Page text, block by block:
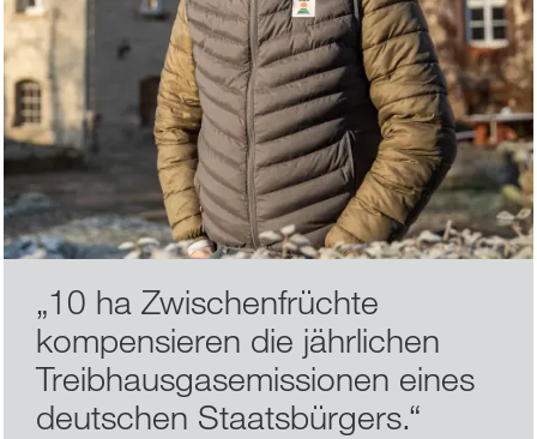
„10 ha Zwischenfrüchte
kompensieren die jährlichen
Treibhausgasemissionen eines
deutschen Staatsbürgers.“